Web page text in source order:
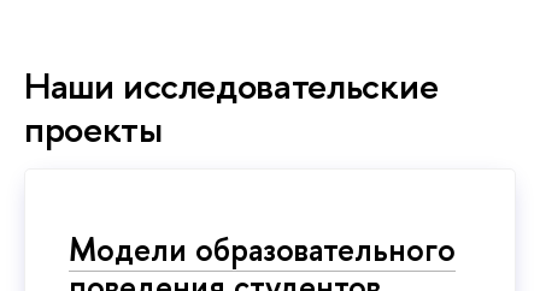
Наши исследовательские
проекты
Модели образовательного